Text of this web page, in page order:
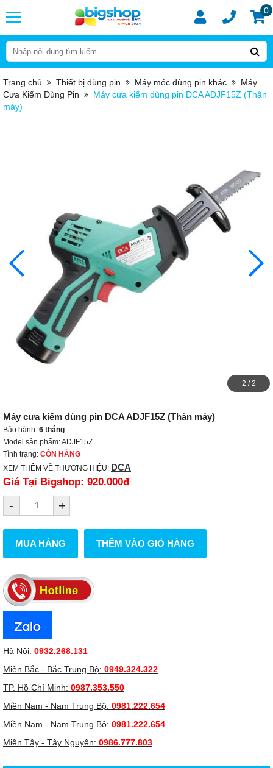
0
Trang chủ Thiết bị dùng pin Máy móc dùng pin khác
Máy
Cưa Kiếm Dùng Pin
Máy cưa kiếm dùng pin DCA ADJF15Z (Thân
máy)
2 /2
Máy cưa kiếm dùng pin DCA ADJF15Z (Thân máy)
Bảo hành: 6 tháng
Model sản phẩm: ADJF15Z
Tình trạng: CÒN HÀNG
XEM THÊM VỀ THƯƠNG HIỆU: DCA
Giá Tại Bigshop: 920.000đ
- +
MUA HÀNG THÊM VÀO GIỎ HÀNG
Hà Nội: 0932.268.131
Miền Bắc - Bắc Trung Bộ: 0949.324.322
TP. Hồ Chí Minh: 0987.353.550
Miền Nam - Nam Trung Bộ: 0981.222.654
Miền Nam - Nam Trung Bộ: 0981.222.654
Miền Tây - Tây Nguyên: 0986.777.803